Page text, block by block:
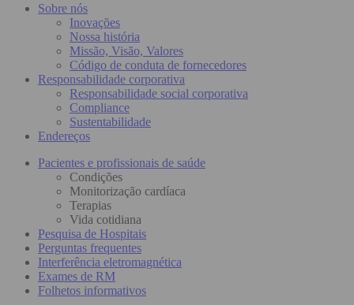
Sobre nós
Inovações
Nossa história
Missão, Visão, Valores
Código de conduta de fornecedores
Responsabilidade corporativa
Responsabilidade social corporativa
Compliance
Sustentabilidade
Endereços
Pacientes e profissionais de saúde
Condições
Monitorização cardíaca
Terapias
Vida cotidiana
Pesquisa de Hospitais
Perguntas frequentes
Interferência eletromagnética
Exames de RM
Folhetos informativos